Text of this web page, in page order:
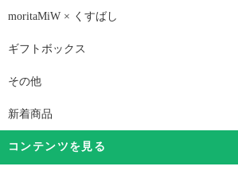
moritaMiW × くすばし
ギフトボックス
その他
新着商品
コンテンツを見る